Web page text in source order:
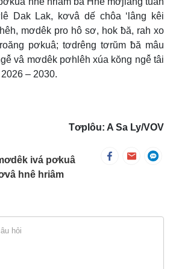
Dak Lak, kơvâ dế chôa ‘lâng kêi
mơdêk pro hô sơ, hok ƀă, rah xo
pơkuâ; tơdrêng tơrŭm ƀă mâu
vâ mơdêk pơhlêh xúa kŏng ngê̆ tâi
– 2030.
Tơplôu: A Sa Ly/VOV
ivá pơkuâ
hnê hriâm